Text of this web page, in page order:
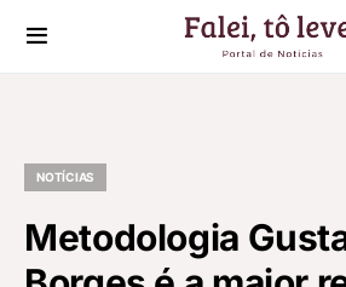
NOTÍCIAS
Metodologia